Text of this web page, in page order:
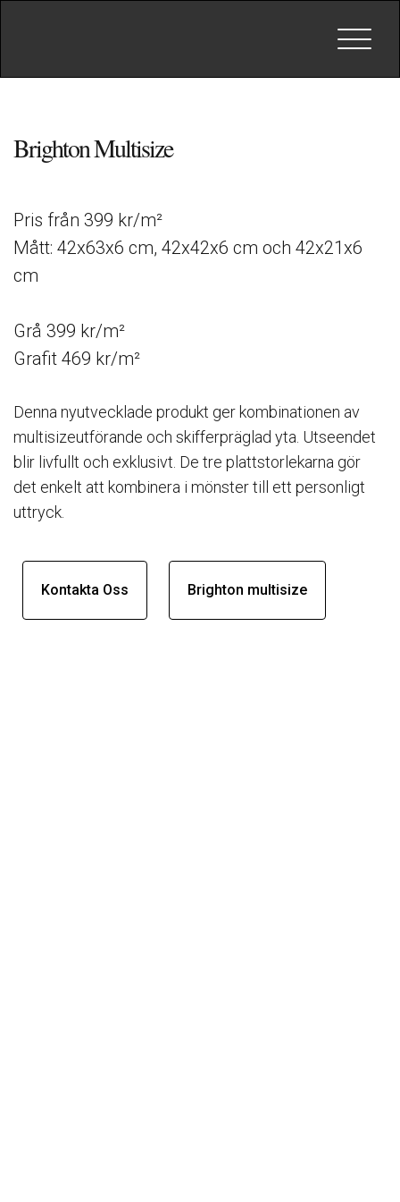
Toggle
Brighton Multisize
Pris från 399 kr/m²
Mått: 42x63x6 cm, 42x42x6 cm och 42x21x6
cm
Grå 399 kr/m²
Grafit 469 kr/m²
Denna nyutvecklade produkt ger kombinationen av
multisizeutförande och skifferpräglad yta. Utseendet
blir livfullt och exklusivt. De tre plattstorlekarna gör
det enkelt att kombinera i mönster till ett personligt
uttryck.
Kontakta Oss Brighton multisize